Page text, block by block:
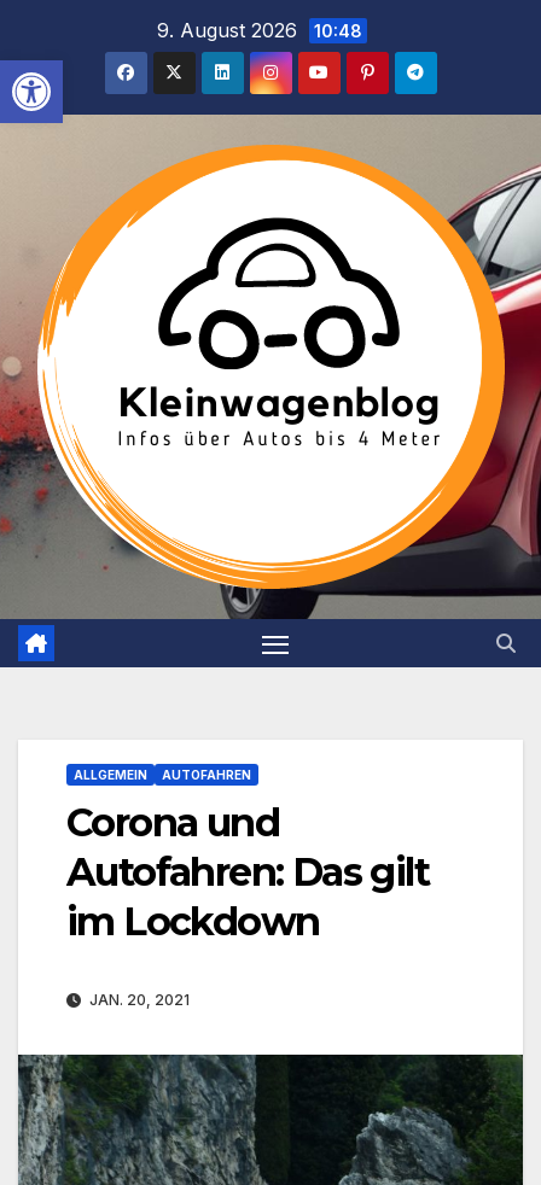
Werkzeugleiste öffnen
springen
9. August 2026 10:48
ALLGEMEIN AUTOFAHREN
Corona und
Autofahren: Das gilt
im Lockdown
JAN. 20, 2021